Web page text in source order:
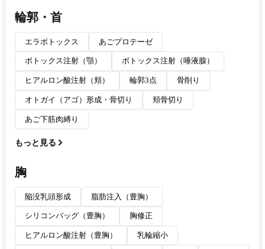
輪郭・首
エラボトックス あごプロテーゼ
ボトックス注射（顎） ボトックス注射（唾液腺）
ヒアルロン酸注射（頬） 輪郭3点 骨削り
オトガイ（アゴ）形成・骨切り 頬骨切り
あご下筋肉縛り
もっと見る
胸
陥没乳頭形成 脂肪注入（豊胸）
シリコンバッグ（豊胸） 胸修正
ヒアルロン酸注射（豊胸） 乳輪縮小